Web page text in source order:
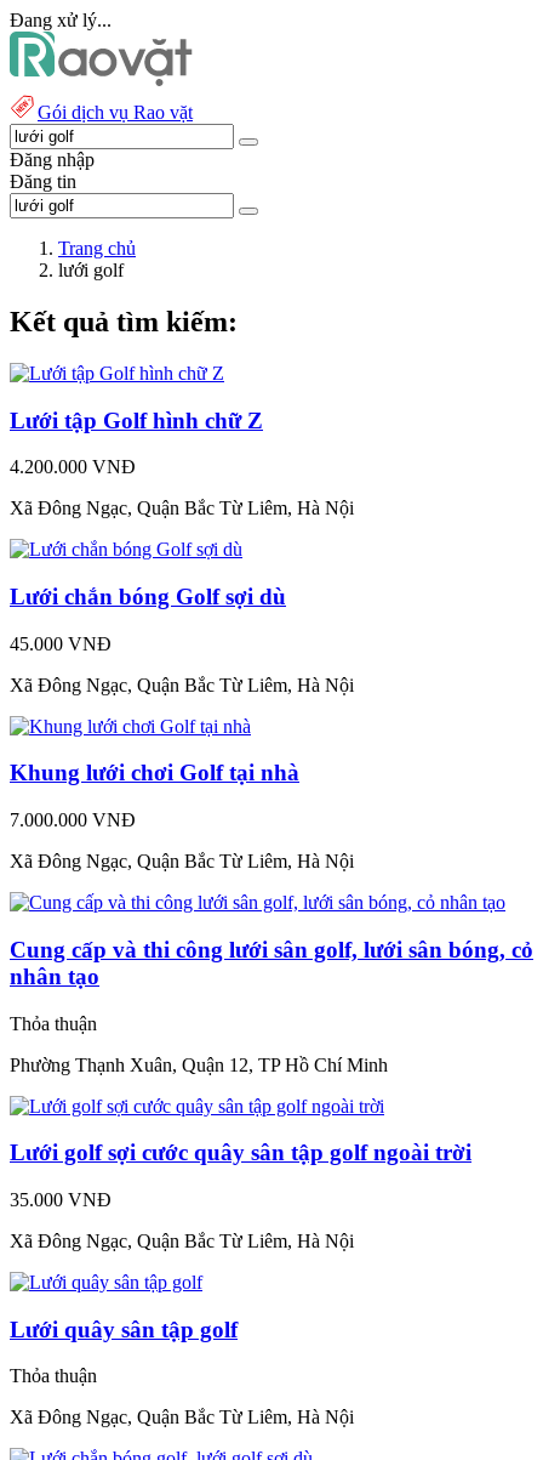
Đang xử lý...
Gói dịch vụ Rao vặt
Đăng nhập
Đăng tin
Trang chủ
lưới golf
Kết quả tìm kiếm:
Lưới tập Golf hình chữ Z
4.200.000 VNĐ
Xã Đông Ngạc, Quận Bắc Từ Liêm, Hà Nội
Lưới chắn bóng Golf sợi dù
45.000 VNĐ
Xã Đông Ngạc, Quận Bắc Từ Liêm, Hà Nội
Khung lưới chơi Golf tại nhà
7.000.000 VNĐ
Xã Đông Ngạc, Quận Bắc Từ Liêm, Hà Nội
Cung cấp và thi công lưới sân golf, lưới sân bóng, cỏ
nhân tạo
Thỏa thuận
Phường Thạnh Xuân, Quận 12, TP Hồ Chí Minh
Lưới golf sợi cước quây sân tập golf ngoài trời
35.000 VNĐ
Xã Đông Ngạc, Quận Bắc Từ Liêm, Hà Nội
Lưới quây sân tập golf
Thỏa thuận
Xã Đông Ngạc, Quận Bắc Từ Liêm, Hà Nội